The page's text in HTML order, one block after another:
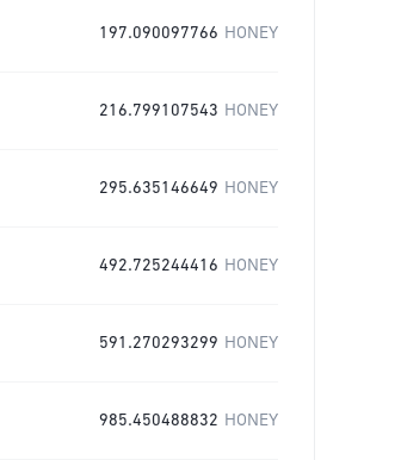
197.090097766 HONEY
216.799107543 HONEY
295.635146649 HONEY
492.725244416 HONEY
591.270293299 HONEY
985.450488832 HONEY